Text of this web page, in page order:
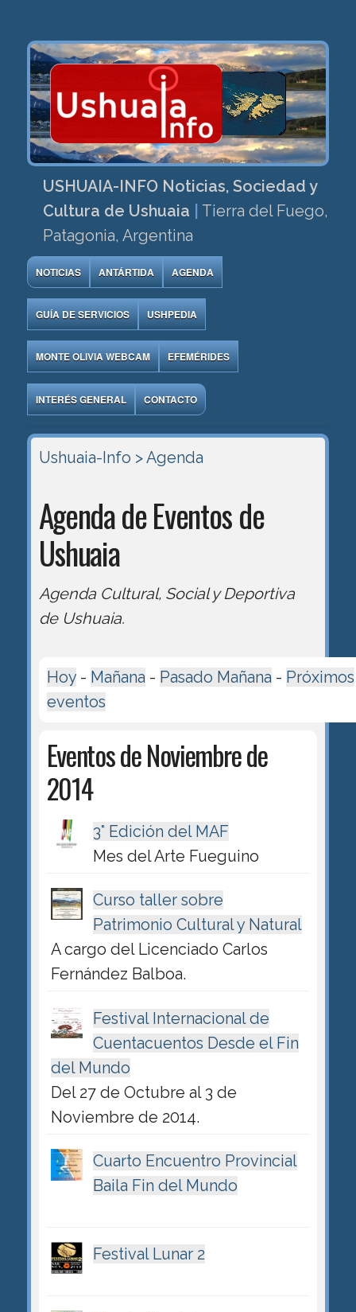
USHUAIA-INFO Noticias, Sociedad y
Cultura de Ushuaia
Tierra del Fuego,
Patagonia, Argentina
NOTICIAS ANTÁRTIDA AGENDA
GUÍA DE SERVICIOS USHPEDIA
MONTE OLIVIA WEBCAM EFEMÉRIDES
INTERÉS GENERAL CONTACTO
Ushuaia-Info > Agenda
Agenda de Eventos de
Ushuaia
Agenda Cultural, Social y Deportiva
de Ushuaia.
Hoy- Mañana - Pasado Mañana - Próximos
eventos
Eventos de Noviembre de
2014
3° Edición del MAF
Mes del Arte Fueguino
Curso taller sobre
Patrimonio Cultural y Natural
A cargo del Licenciado Carlos
Fernández Balboa.
Festival Internacional de
Cuentacuentos Desde el Fin
del Mundo
Del 27 de Octubre al 3 de
Noviembre de 2014.
Cuarto Encuentro Provincial
Baila Fin del Mundo
Festival Lunar 2